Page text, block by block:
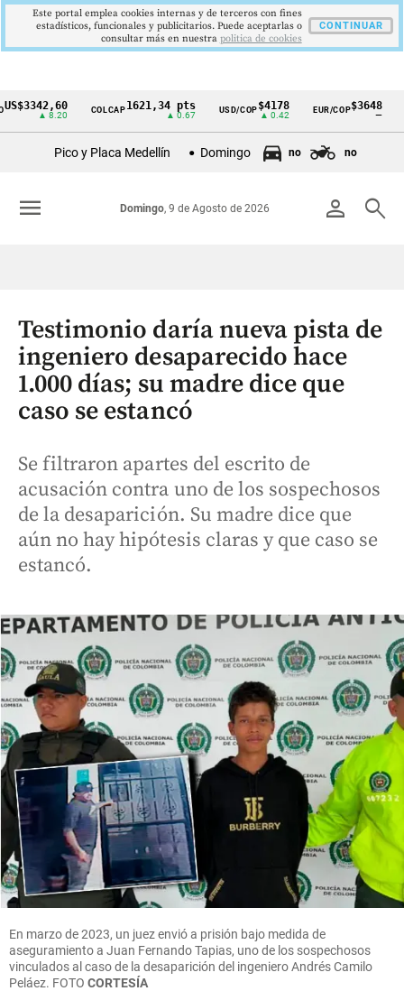
Cintillo
Colombia
COLCAP1621,34 pts USD/COP$4178
▲ 0.42
EUR/COP$3648
—
Pico y Placa Medellín Domingo no no
person search
Domingo, 9 de Agosto de 2026
menu
Testimonio daría nueva pista de
ingeniero desaparecido hace
1.000 días; su madre dice que
caso se estancó
Se filtraron apartes del escrito de
acusación contra uno de los sospechosos
de la desaparición. Su madre dice que
aún no hay hipótesis claras y que caso se
estancó.
En marzo de 2023, un juez envió a prisión bajo medida de
aseguramiento a Juan Fernando Tapias, uno de los sospechosos
vinculados al caso de la desaparición del ingeniero Andrés Camilo
Peláez. FOTO CORTESÍA
Este portal emplea cookies internas y de terceros con fines
estadísticos, funcionales y publicitarios. Puede aceptarlas o
consultar más en nuestra politica de cookies
CONTINUAR